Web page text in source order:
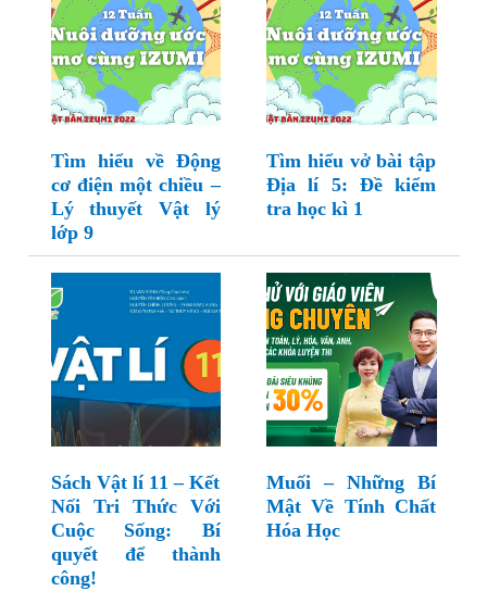
Tìm hiểu về Động
cơ điện một chiều –
Lý thuyết Vật lý
lớp 9
Tìm hiểu vở bài tập
Địa lí 5: Đề kiểm
tra học kì 1
Sách Vật lí 11 – Kết
Nối Tri Thức Với
Cuộc Sống: Bí
quyết để thành
công!
Muối – Những Bí
Mật Về Tính Chất
Hóa Học